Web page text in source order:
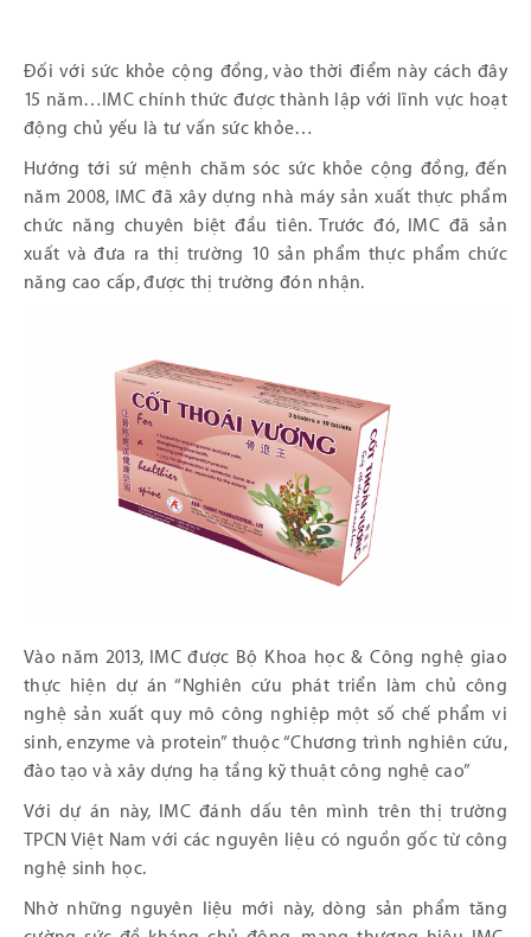
Đối với sức khỏe cộng đồng, vào thời điểm này cách đây
15 năm…IMC chính thức được thành lập với lĩnh vực hoạt
động chủ yếu là tư vấn sức khỏe…
Hướng tới sứ mệnh chăm sóc sức khỏe cộng đồng, đến
năm 2008, IMC đã xây dựng nhà máy sản xuất thực phẩm
chức năng chuyên biệt đầu tiên. Trước đó, IMC đã sản
xuất và đưa ra thị trường 10 sản phẩm thực phẩm chức
năng cao cấp, được thị trường đón nhận.
Vào năm 2013, IMC được Bộ Khoa học & Công nghệ giao
thực hiện dự án “Nghiên cứu phát triển làm chủ công
nghệ sản xuất quy mô công nghiệp một số chế phẩm vi
sinh, enzyme và protein” thuộc “Chương trình nghiên cứu,
đào tạo và xây dựng hạ tầng kỹ thuật công nghệ cao”
Với dự án này, IMC đánh dấu tên mình trên thị trường
TPCN Việt Nam với các nguyên liệu có nguồn gốc từ công
nghệ sinh học.
Nhờ những nguyên liệu mới này, dòng sản phẩm tăng